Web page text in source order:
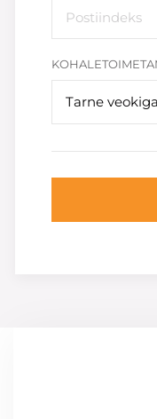
Tarne veokiga